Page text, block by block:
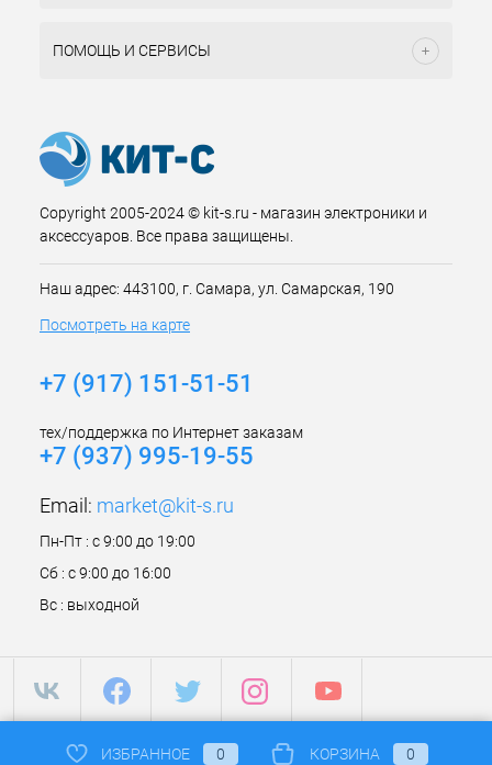
ПОМОЩЬ И СЕРВИСЫ
Copyright 2005-2024 © kit-s.ru - магазин электроники и
аксессуаров. Все права защищены.
Наш адрес: 443100, г. Самара, ул. Самарская, 190
Посмотреть на карте
+7 (917) 151-51-51
тех/поддержка по Интернет заказам
+7 (937) 995-19-55
Email: market@kit-s.ru
Пн-Пт : с 9:00 до 19:00
Сб : с 9:00 до 16:00
Вс : выходной
ИЗБРАННОЕ 0 КОРЗИНА 0